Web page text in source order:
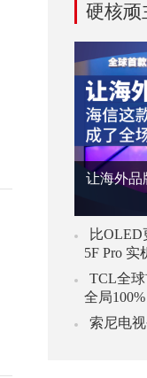
硬核顽
让海外品
比OLED
5F Pro 实
TCL全
全局
索尼电